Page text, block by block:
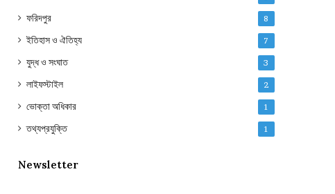
ফরিদপুর 8
ইতিহাস ও ঐতিহ্য 7
যুদ্ধ ও সংঘাত 3
লাইফস্টাইল 2
ভোক্তা অধিকার 1
তথ্যপ্রযুক্তি 1
Newsletter